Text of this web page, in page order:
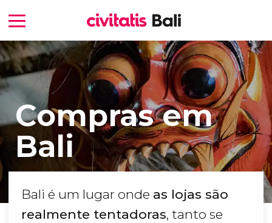
Compras em
Bali
Bali é um lugar onde as lojas são
realmente tentadoras, tanto se